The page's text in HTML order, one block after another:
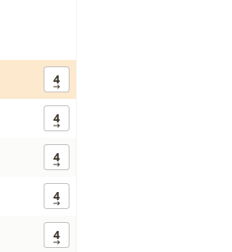
4
4
4
4
4